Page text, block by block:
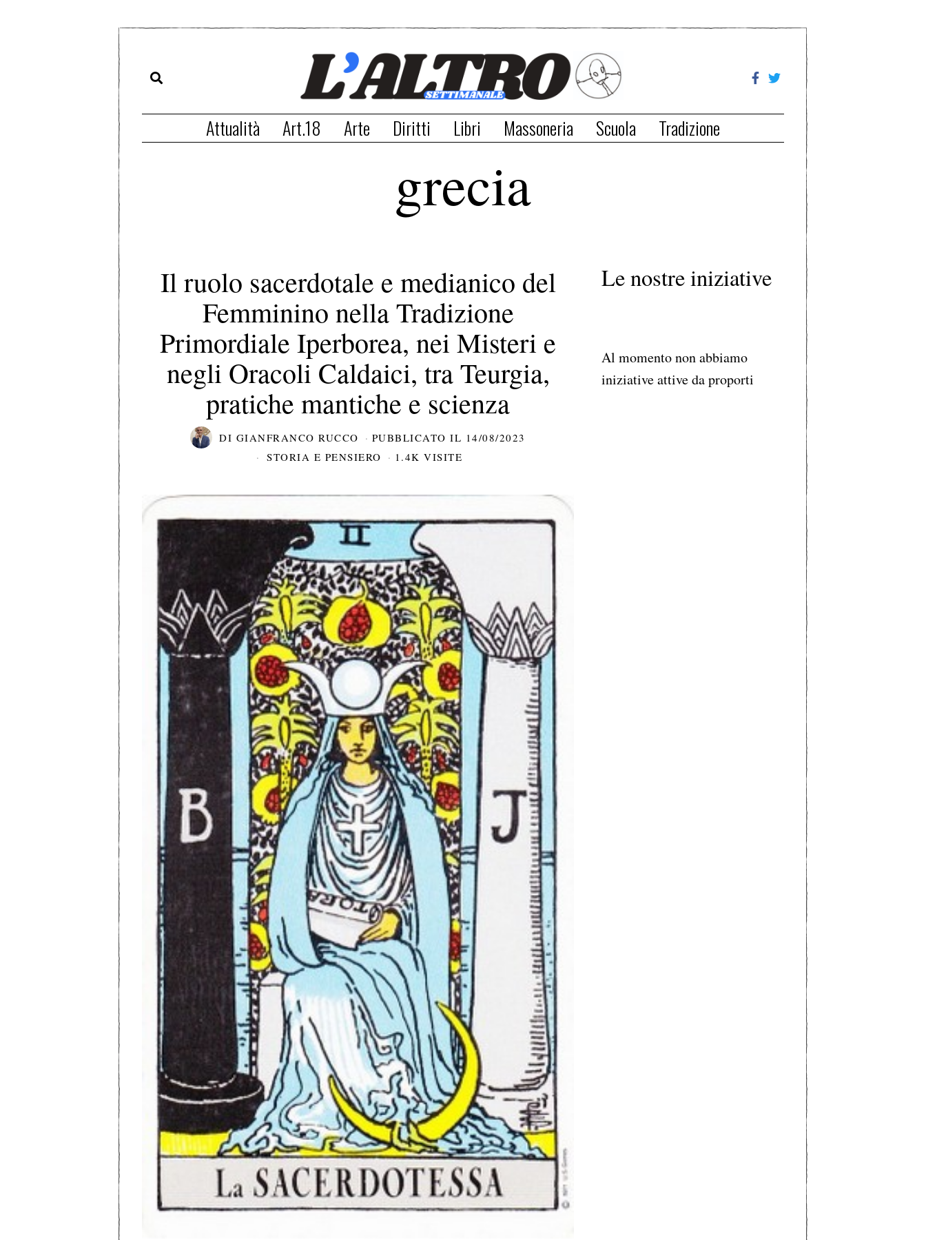
Attualità Art.18 Arte Diritti Libri Massoneria Scuola Tradizione
grecia
Il ruolo sacerdotale e medianico del
Femminino nella Tradizione
Primordiale Iperborea, nei Misteri e
negli Oracoli Caldaici, tra Teurgia,
pratiche mantiche e scienza
DI GIANFRANCO RUCCO PUBBLICATO IL 14/08/2023
STORIA E PENSIERO
1.4K VISITE
Le nostre iniziative
Al momento non abbiamo
iniziative attive da proporti